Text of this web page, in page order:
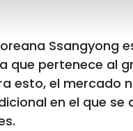
Ssangyong
que pertenece al
esto, el mercado
en el que